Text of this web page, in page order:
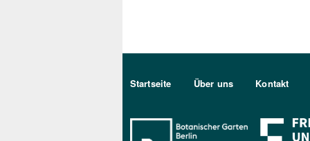
Sekundärmenu DE
Startseite Über uns Kontakt
Bo Berlin